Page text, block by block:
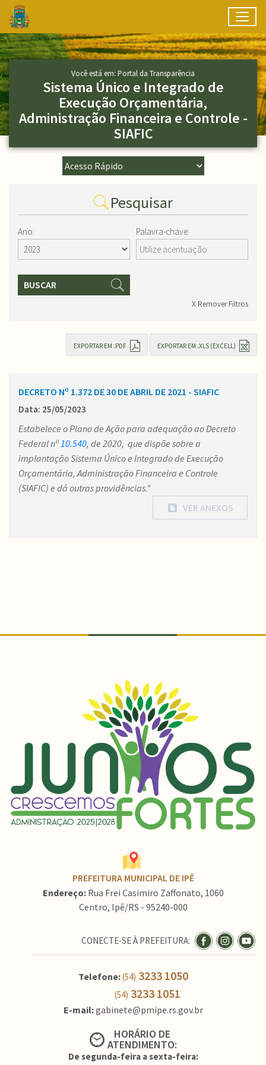
Ir para conteúdo principal
Conteúdo Principal
Você está em: Portal da Transparência
Sistema Único e Integrado de
Execução Orçamentária,
Administração Financeira e Controle -
SIAFIC
Pesquisar
Ano: Palavra-chave:
BUSCAR
X Remover Filtros
EXPORTAR EM .XLS (EXCELL)
EXPORTAR EM .PDF
DECRETO Nº 1.372 DE 30 DE ABRIL DE 2021 - SIAFIC
Data: 25/05/2023
Estabelece o Plano de Ação para adequação ao Decreto
Federal nº10.540, de 2020, que dispõe sobre a
implantação Sistema Único e Integrado de Execução
Orçamentária, Administração Financeira e Controle
(SIAFIC) e dá outras providências."
VER ANEXOS
PREFEITURA MUNICIPAL DE IPÊ
Endereço: Rua Frei Casimiro Zaffonato, 1060
Centro, Ipê/RS - 95240-000
CONECTE-SE À PREFEITURA:
Telefone:(54) 3233 1050
(54) 3233 1051
E-mail:gabinete@pmipe.rs.gov.br
HORÁRIO DE
ATENDIMENTO:
De segunda-feira a sexta-feira: